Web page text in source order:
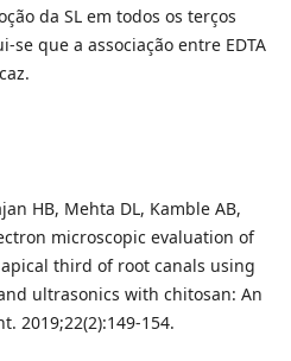
da SL em todos os terços
se que a associação entre EDTA
HB, Mehta DL, Kamble AB,
microscopic evaluation of
third of root canals using
ultrasonics with chitosan: An
2019;22(2):149-154.